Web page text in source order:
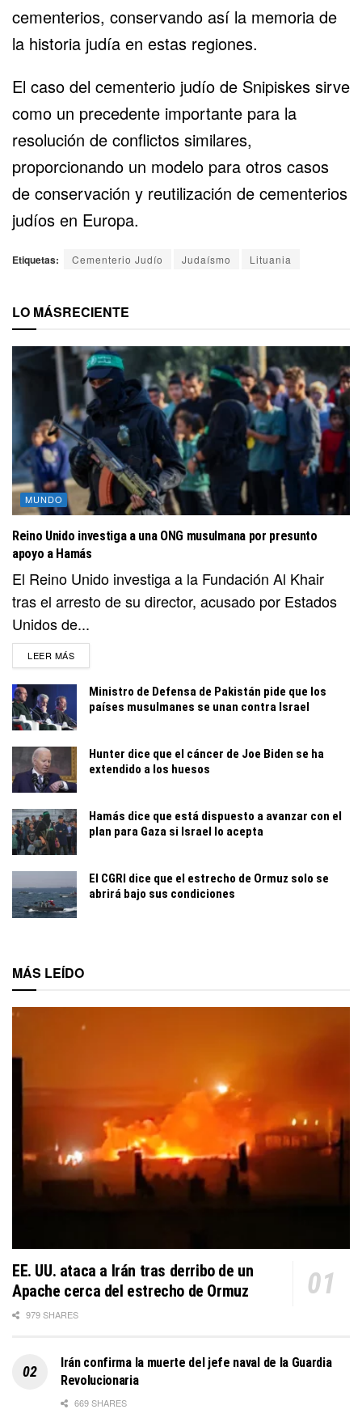
cementerios, conservando así la memoria de
la historia judía en estas regiones.
El caso del cementerio judío de Snipiskes sirve
como un precedente importante para la
resolución de conflictos similares,
proporcionando un modelo para otros casos
de conservación y reutilización de cementerios
judíos en Europa.
Etiquetas: Cementerio Judío Judaísmo Lituania
LO MÁSRECIENTE
MUNDO
Reino Unido investiga a una ONG musulmana por presunto
apoyo a Hamás
El Reino Unido investiga a la Fundación Al Khair
tras el arresto de su director, acusado por Estados
Unidos de...
LEER MÁSDETAILS
Ministro de Defensa de Pakistán pide que los
países musulmanes se unan contra Israel
Hunter dice que el cáncer de Joe Biden se ha
extendido a los huesos
Hamás dice que está dispuesto a avanzar con el
plan para Gaza si Israel lo acepta
El CGRI dice que el estrecho de Ormuz solo se
abrirá bajo sus condiciones
MÁS LEÍDO
EE. UU. ataca a Irán tras derribo de un
Apache cerca del estrecho de Ormuz
979 SHARES
Irán confirma la muerte del jefe naval de la Guardia
Revolucionaria
669 SHARES